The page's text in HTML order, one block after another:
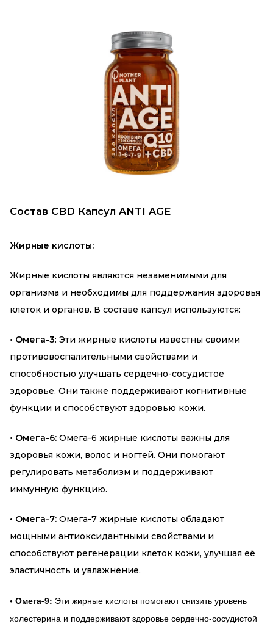
Состав CBD Капсул ANTI AGE
Жирные кислоты:
Жирные кислоты являются незаменимыми для
организма и необходимы для поддержания здоровья
клеток и органов. В составе капсул используются:
• Омега-3: Эти жирные кислоты известны своими
противовоспалительными свойствами и
способностью улучшать сердечно-сосудистое
здоровье. Они также поддерживают когнитивные
функции и способствуют здоровью кожи.
• Омега-6: Омега-6 жирные кислоты важны для
здоровья кожи, волос и ногтей. Они помогают
регулировать метаболизм и поддерживают
иммунную функцию.
• Омега-7: Омега-7 жирные кислоты обладают
мощными антиоксидантными свойствами и
способствуют регенерации клеток кожи, улучшая её
эластичность и увлажнение.
• Омега-9: Эти жирные кислоты помогают снизить уровень
холестерина и поддерживают здоровье сердечно-сосудистой